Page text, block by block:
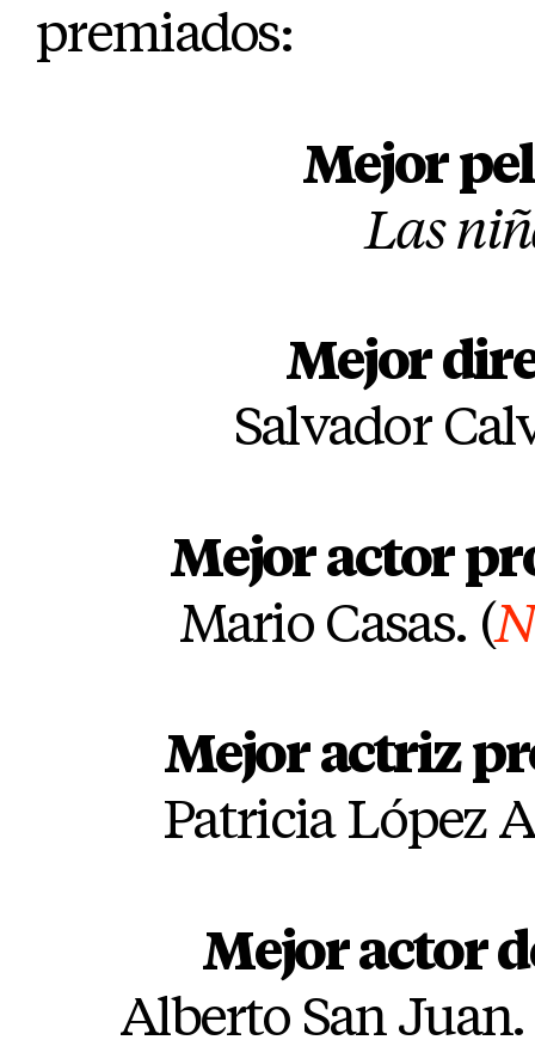
premiados:
Mejor
Las
Mejor
Salvador
Mejor actor
Mario Casas. (
Mejor actriz
Patricia López
Mejor actor
Alberto San Juan.